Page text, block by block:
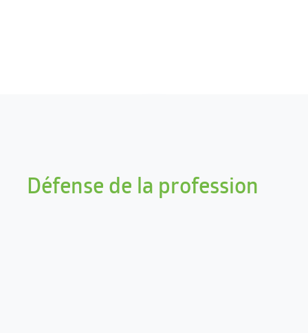
Défense de la profession